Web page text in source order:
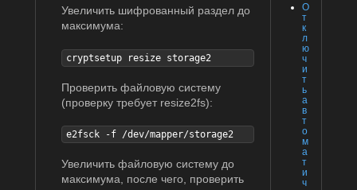
О
т
к
л
ю
ч
и
т
ь
а
в
т
о
м
а
т
и
ч
Увеличить шифрованный раздел до
максимума:
cryptsetup resize storage2
Проверить файловую систему
(проверку требует resize2fs):
e2fsck -f /dev/mapper/storage2
Увеличить файловую систему до
максимума, после чего, проверить